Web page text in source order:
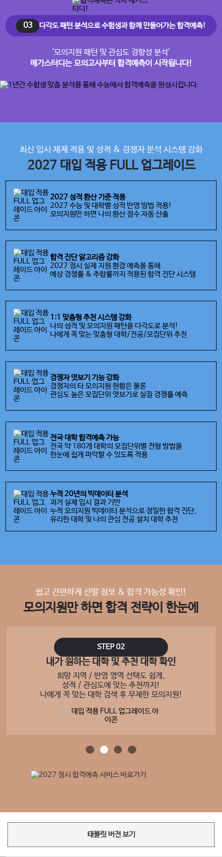
03 다각도 패턴 분석으로 수험생과 함께 만들어가는 합격예측!
‘모의지원 패턴 및 관심도 경향성 분석’
메가스터디는 모의고사부터 합격예측이 시작됩니다!
최신 입시 체제 적용 및 성적 & 경쟁자 분석 시스템 강화
2027 대입 적용 FULL 업그레이드
2027 성적 환산 기준 적용
2027 수능 및 대학별 성적 반영 방법 적용!
모의지원만 하면 나의 환산 점수 자동 산출
합격 진단 알고리즘 강화
2027 정시 실제 지원 환경 예측을 통해
예상 경쟁률 & 추합률까지 적용된 합격 진단 시스템
1:1 맞춤형 추천 시스템 강화
나의 성적 및 모의지원 패턴을 다각도로 분석!
나에게 꼭 맞는 맞춤형 대학/전공/모집단위 추천
경쟁자 엿보기 기능 강화
경쟁자의 타 모의지원 현황은 물론
관심도 높은 모집단위 엿보기로 실질 경쟁률 예측
전국 대학 합격예측 가능
전국 약 180개 대학의 모집단위별 전형 방법을
한눈에 쉽게 파악할 수 있도록 적용
누적 20년의 빅데이터 분석
과거 실제 입시 결과 기반
누적 모의지원 빅데이터 분석으로 정밀한 합격 진단,
유리한 대학 및 나의 관심 전공 설치 대학 추천
쉽고 간편하게 선발 정보 & 합격 가능성 확인!
모의지원만 하면 합격 전략이 한눈에
STEP 02
내가 원하는 대학 및 추천 대학 확인
희망 지역 / 반영 영역 선택도 쉽게,
성적 / 관심도에 맞는 추천까지!
나에게 꼭 맞는 대학 검색 후 무제한 모의지원!
태블릿 버전 보기